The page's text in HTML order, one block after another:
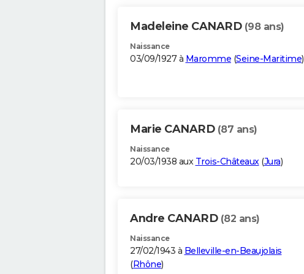
Madeleine CANARD (98 ans)
Naissance
03/09/1927 à Maromme (Seine-Maritime)
Marie CANARD (87 ans)
Naissance
20/03/1938 aux Trois-Châteaux(Jura)
Andre CANARD (82 ans)
Naissance
27/02/1943 à Belleville-en-Beaujolais
(Rhône)